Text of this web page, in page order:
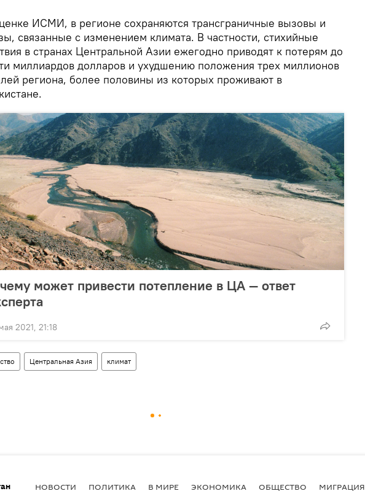
ИСМИ, в регионе сохраняются трансграничные вызовы и
связанные с изменением климата. В частности, стихийные
в странах Центральной Азии ежегодно приводят к потерям до
миллиардов долларов и ухудшению положения трех миллионов
региона, более половины из которых проживают в
может привести потепление в ЦА — ответ
2021, 21:18
Центральная Азия климат
НОВОСТИ ПОЛИТИКА В МИРЕ ЭКОНОМИКА ОБЩЕСТВО МИГРАЦИЯ